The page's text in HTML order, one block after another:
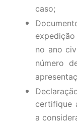
caso;
no ano
número
certifique
a